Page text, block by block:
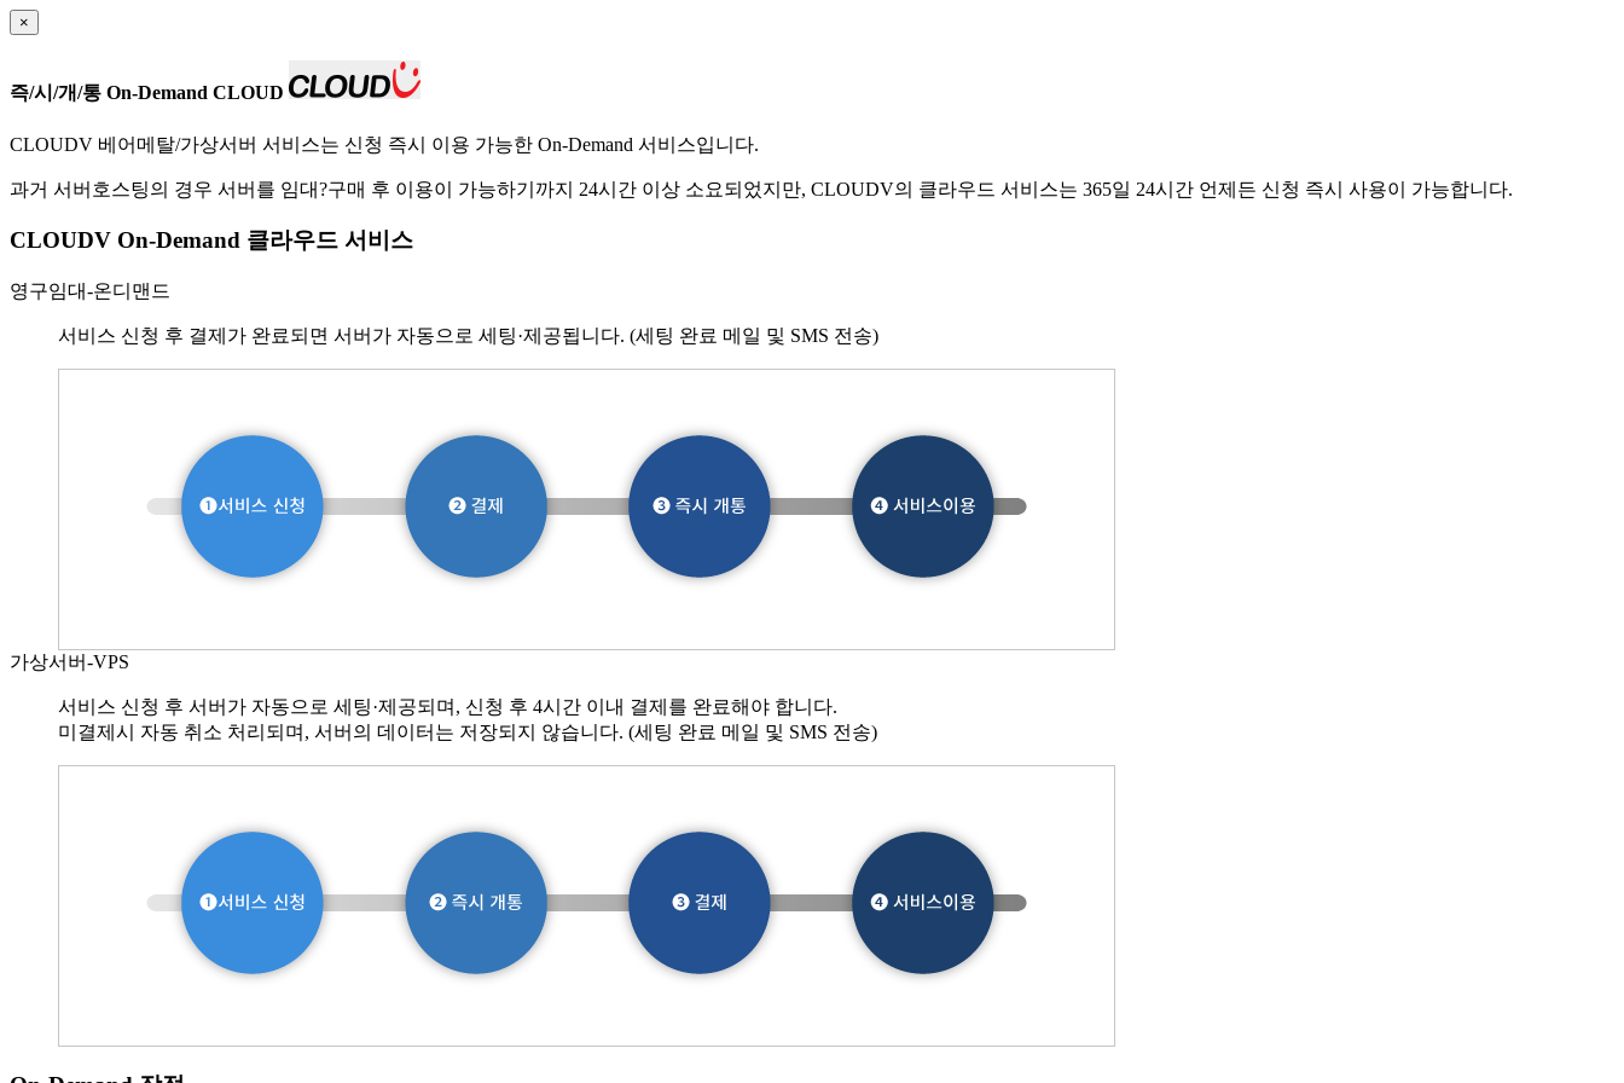
×
즉/시/개/통 On-Demand CLOUD
CLOUDV 베어메탈/가상서버 서비스는 신청 즉시 이용 가능한 On-Demand 서비스입니다.
과거 서버호스팅의 경우 서버를 임대?구매 후 이용이 가능하기까지 24시간 이상 소요되었지만, CLOUDV의 클라우드 서비스는 365일 24시간 언제든 신청 즉시 사용이 가능합니다.
CLOUDV On-Demand 클라우드 서비스
영구임대-온디맨드
서비스 신청 후 결제가 완료되면 서버가 자동으로 세팅·제공됩니다. (세팅 완료 메일 및 SMS 전송)
가상서버-VPS
서비스 신청 후 서버가 자동으로 세팅·제공되며, 신청 후 4시간 이내 결제를 완료해야 합니다.
미결제시 자동 취소 처리되며, 서버의 데이터는 저장되지 않습니다. (세팅 완료 메일 및 SMS 전송)